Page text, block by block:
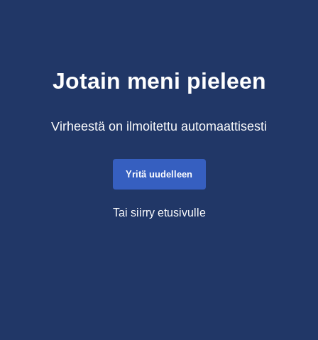
Jotain meni pieleen
Virheestä on ilmoitettu automaattisesti
Yritä uudelleen
Tai siirry etusivulle